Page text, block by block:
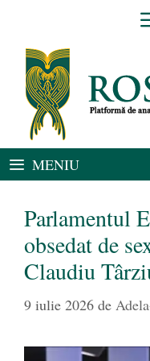
conținut
MENIU
Parlamentul
obsedat de
Claudiu
9 iulie 2026 de